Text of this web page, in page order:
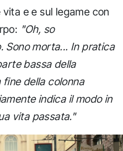
e e sul legame con
"Oh, so
Sono morta... In pratica
bassa della
della colonna
indica il modo in
vita passata."